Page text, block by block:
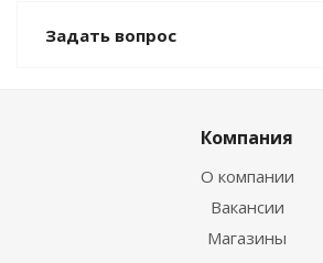
Задать вопрос
Компания
О компании
Вакансии
Магазины